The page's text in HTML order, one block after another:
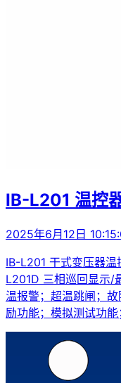
IB-L201 温控
2025年6月12日
IB-L201 干式变压器
L201D 三相巡回显示/
温报警；超温跳闸；
励功能；模拟测试功